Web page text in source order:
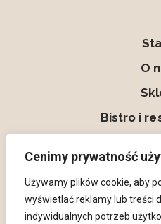
Cenimy prywatność
Używamy plików cookie, aby
wyświetlać reklamy lub treści
indywidualnych potrzeb
O
Bistro i
Moje